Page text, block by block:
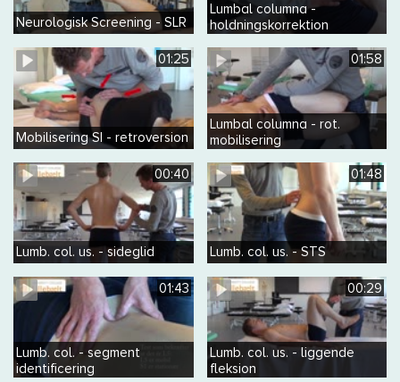
Neurologisk Screening - SLR
Lumbal columna -
holdningskorrektion
01:25
Mobilisering SI - retroversion
01:58
Lumbal columna - rot.
mobilisering
00:40
Lumb. col. us. - sideglid
01:48
Lumb. col. us. - STS
01:43
Lumb. col. - segment
identificering
00:29
Lumb. col. us. - liggende
fleksion